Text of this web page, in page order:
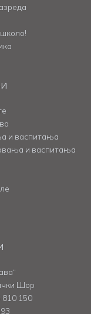
и васпитања
и васпитања
Шор
810 150